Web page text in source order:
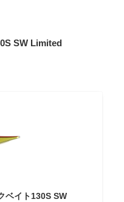
SW Limited
ベイト130S SW